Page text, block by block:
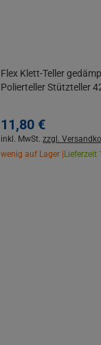
Flex Klett-Teller
Polierteller Stützteller
11,80 €
inkl. MwSt.zzgl.
wenig auf Lager | Lieferzeit